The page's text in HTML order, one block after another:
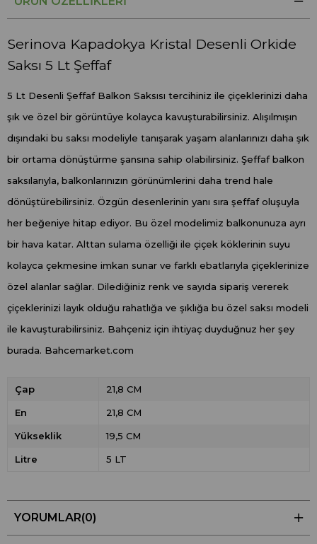
Serinova Kapadokya Kristal Desenli Orkide
Saksı 5 Lt Şeffaf
5 Lt Desenli Şeffaf Balkon Saksısı tercihiniz ile çiçeklerinizi daha
şık ve özel bir görüntüye kolayca kavuşturabilirsiniz. Alışılmışın
dışındaki bu saksı modeliyle tanışarak yaşam alanlarınızı daha şık
bir ortama dönüştürme şansına sahip olabilirsiniz. Şeffaf balkon
saksılarıyla, balkonlarınızın görünümlerini daha trend hale
dönüştürebilirsiniz. Özgün desenlerinin yanı sıra şeffaf oluşuyla
her beğeniye hitap ediyor. Bu özel modelimiz balkonunuza ayrı
bir hava katar. Alttan sulama özelliği ile çiçek köklerinin suyu
kolayca çekmesine imkan sunar ve farklı ebatlarıyla çiçeklerinize
özel alanlar sağlar. Dilediğiniz renk ve sayıda sipariş vererek
çiçeklerinizi layık olduğu rahatlığa ve şıklığa bu özel saksı modeli
ile kavuşturabilirsiniz. Bahçeniz için ihtiyaç duyduğnuz her şey
burada. Bahcemarket.com
Çap 21,8 CM
En 21,8 CM
Yükseklik 19,5 CM
Litre 5 LT
YORUMLAR(0)